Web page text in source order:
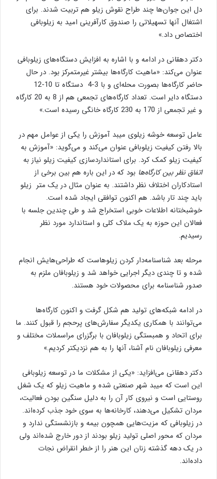
دل این جوان‌ها چند طراح نقوش زیلو هم تربیت شدند. برای
اشتغال آنها تسهیلاتی را صندوق کارآفرینی امید به زیلوبافی
اختصاص داد.»
دکتر دهقانی در ادامه و با اشاره به افزایش دستگاه‌های زیلوبافی
عنوان می‌کند: «ماهیت کارگاه‌ها بیشتر غیرمتمرکز بود. در حال
حاضر کارگاه‌‌ها بصورت محله‌ای و با 3-4 دستگاه تا 10-12
دستگاه دایر است. تعداد کارگاه‌های تجمعی هم از 8 به 20 کارگاه
و غیر تجمعی از 170 به 230 کارگاه خانگی رسیده است.»
عامل توسعه خوشه زیلوی میبد آموزش را یکی از عوامل مهم در
بالا رفتن کیفیت زیلوبافی عنوان می‌کند و می‌گوید: «آموزش به
کیفیت زیلو کمک کرد. برای استانداردسازی کیفیت زیلو نیاز به
اتفاق نظر بین کارگاه‌ها بود که در این باره هم بین برخی از
استادکاران اختلاف نظر داشتند. به عنوان مثال در یک متر زیلو
باید چند تار باشد. هم اکنون توافقی ایجاد شده است.
خوشبختانه اطلاعات خوبی استخراج شد و طی چندین جلسه با
فعالان این حوزه به یک ملاک کلی و استاندارد مورد نظر
رسیدیم.
مرحله بعد شناسنامه‌دار کردن زیلوهاست که طراحی‌هایش انجام
شده و تا چندی دیگر اجرایی خواهد شد و زیلوبافان ملزم به
صدور شناسنامه برای محصولات خود هستند.
در ادامه شبکه‌های تولید هم شکل گرفت و اکنون کارگاه‌ها
می‌توانند با همکاری یکدیگر سفارش‌های پرحجم را قبول کنند. ما
برای اتحاد و همبستگی زیلوبافان با برگزرای مراسملات مختلف و
معرفی زیلوبافان نام آشنا، آنها را به هم نزدیکتر کردیم.»
دکتر دهقانی می‌افزاید: «یکی از مشکلات ما در توسعه زیلوبافی
این است که میبد شهر صنعتی شده و ماهیت زیلو که یک شغل
روستایی است و نیروی کار آن را به دلیل سنگین بودن فعالیت،
مردان تشکیل می‌دهند، کارخانه‌ها به سوی خود جذب کرده‌اند.
در زیلوبافی که مزیت‌هایی همچون بیمه و بازنشستگی ندارد و
مردان که محور اصلی تولید زیلو بودند از دور خارج شده‌اند ولی
در یک دهه گذشته زنان این هنر را از خطر انقراض نجات
داده‌اند.